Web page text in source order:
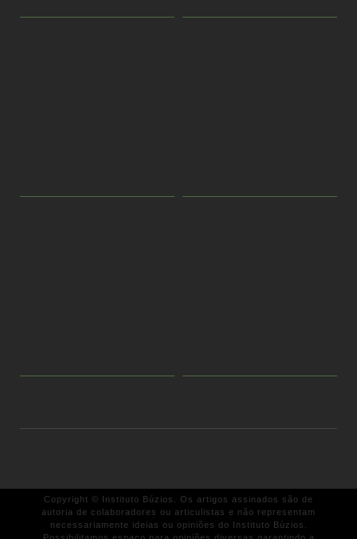
Copyright © Instituto Búzios. Os artigos assinados são de
autoria de colaboradores ou articulistas e não representam
necessariamente ideias ou opiniões do Instituto Búzios.